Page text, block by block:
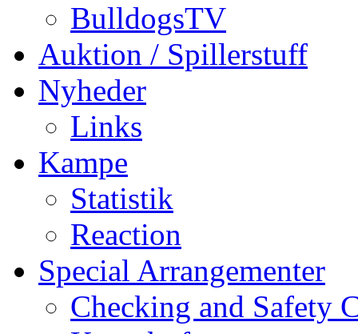
BulldogsTV
Auktion / Spillerstuff
Nyheder
Links
Kampe
Statistik
Reaction
Special Arrangementer
Checking and Safety